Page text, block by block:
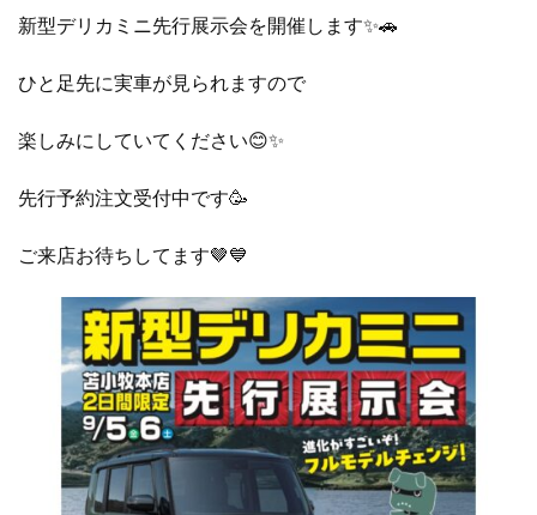
新型デリカミニ先行展示会を開催します✨🚗
ひと足先に実車が見られますので
楽しみにしていてください😊✨
先行予約注文受付中です🥳
ご来店お待ちしてます🤎💙